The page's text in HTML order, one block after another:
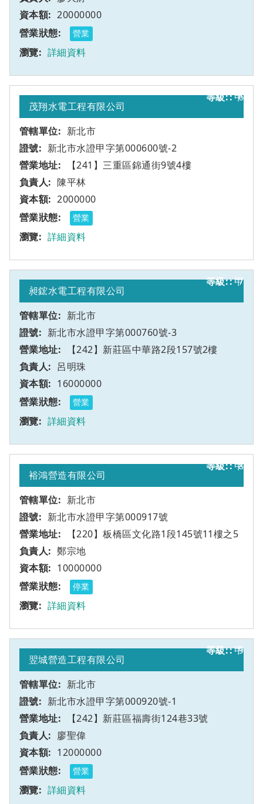
20000000
營業
詳細資料
6
茂翔水電工程有限公司
新北市
新北市水證甲字第000600號-2
【241】三重區錦通街9號4樓
甲
陳平林
2000000
營業
詳細資料
7
昶鋐水電工程有限公司
新北市
新北市水證甲字第000760號-3
【242】新莊區中華路2段157號2樓
甲
呂明珠
16000000
營業
詳細資料
8
裕鴻營造有限公司
新北市
新北市水證甲字第000917號
【220】板橋區文化路1段145號11樓之5
甲
鄭宗地
10000000
停業
詳細資料
9
翌城營造工程有限公司
新北市
新北市水證甲字第000920號-1
【242】新莊區福壽街124巷33號
甲
廖聖偉
12000000
營業
詳細資料